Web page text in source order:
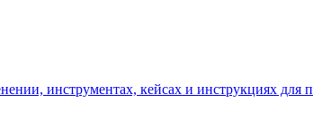
инструментах, кейсах и инструкциях для